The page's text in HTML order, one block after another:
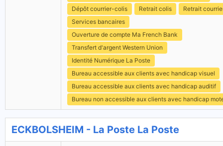
Dépôt courrier-colis
Retrait colis
Retrait
Services bancaires
Ouverture de compte Ma French Bank
Transfert d'argent Western Union
Identité Numérique La Poste
Bureau accessible aux clients avec handicap visuel
Bureau accessible aux clients avec handicap auditif
Bureau non accessible aux clients avec handicap
ECKBOLSHEIM - La Poste La Poste